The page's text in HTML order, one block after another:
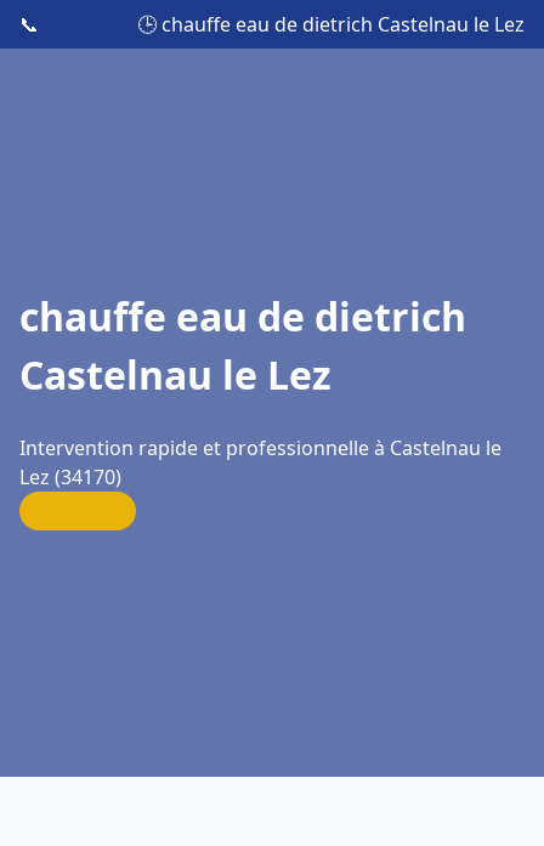
📞 🕒 chauffe eau de dietrich Castelnau le Lez
chauffe eau de dietrich
Castelnau le Lez
Intervention rapide et professionnelle à Castelnau le
Lez (34170)